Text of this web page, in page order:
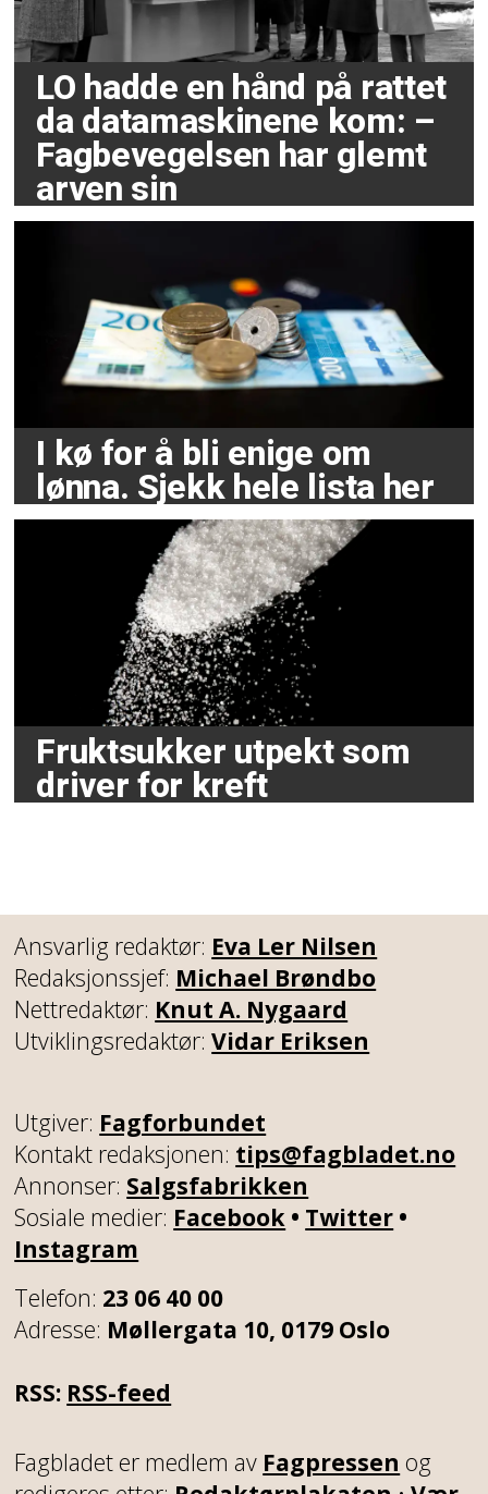
LO hadde en hånd på rattet
da datamaskinene kom: –
Fagbevegelsen har glemt
arven sin
I kø for å bli enige om
lønna. Sjekk hele lista her
Fruktsukker utpekt som
driver for kreft
Ansvarlig redaktør: Eva Ler Nilsen
Redaksjonssjef: Michael Brøndbo
Nettredaktør: Knut A. Nygaard
Utviklingsredaktør:Vidar Eriksen
Utgiver: Fagforbundet
Kontakt redaksjonen: tips@fagbladet.no
Annonser: Salgsfabrikken
Sosiale medier: Facebook • Twitter •
Instagram
Telefon: 23 06 40 00
Adresse: Møllergata 10, 0179 Oslo
RSS: RSS-feed
Fagbladet er medlem av Fagpressen og